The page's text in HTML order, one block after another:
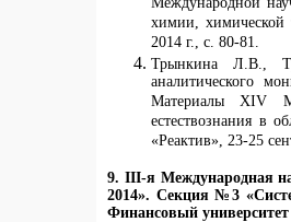
Международной
химии, химической
2014 г., с. 80-81.
Трынкина Л.В.,
аналитического
Материалы XIV
естествознания в
«Реактив», 23-25
9. III-я Международная
2014». Секция №3
Финансовый университет